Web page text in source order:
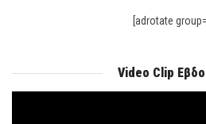
[adrotate
Video Clip